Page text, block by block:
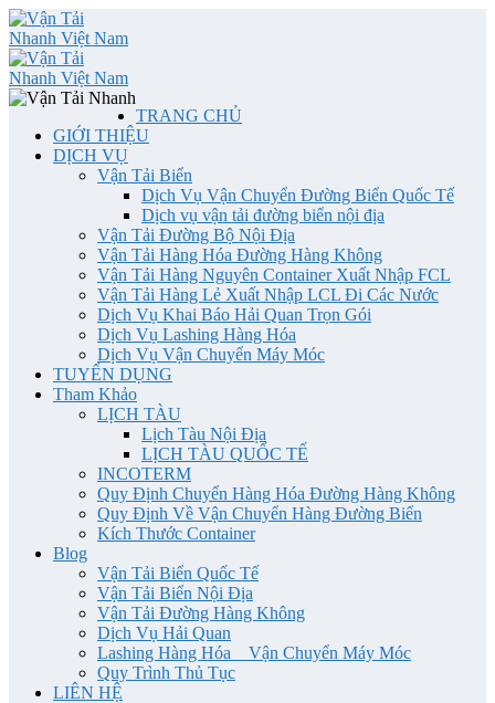
TRANG CHỦ
GIỚI THIỆU
DỊCH VỤ
Vận Tải Biển
Dịch Vụ Vận Chuyển Đường Biển Quốc Tế
Dịch vụ vận tải đường biển nội địa
Vận Tải Đường Bộ Nội Địa
Vận Tải Hàng Hóa Đường Hàng Không
Vận Tải Hàng Nguyên Container Xuất Nhập FCL
Vận Tải Hàng Lẻ Xuất Nhập LCL Đi Các Nước
Dịch Vụ Khai Báo Hải Quan Trọn Gói
Dịch Vụ Lashing Hàng Hóa
Dịch Vụ Vận Chuyển Máy Móc
TUYỂN DỤNG
Tham Khảo
LỊCH TÀU
Lịch Tàu Nội Địa
LỊCH TÀU QUỐC TẾ
INCOTERM
Quy Định Chuyển Hàng Hóa Đường Hàng Không
Quy Định Về Vận Chuyển Hàng Đường Biển
Kích Thước Container
Blog
Vận Tải Biển Quốc Tế
Vận Tải Biển Nội Địa
Vận Tải Đường Hàng Không
Dịch Vụ Hải Quan
Lashing Hàng Hóa _ Vận Chuyển Máy Móc
Quy Trình Thủ Tục
LIÊN HỆ